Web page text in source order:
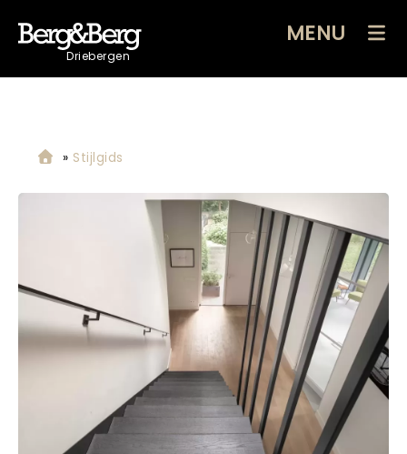
Driebergen
MENU
» Stijlgids